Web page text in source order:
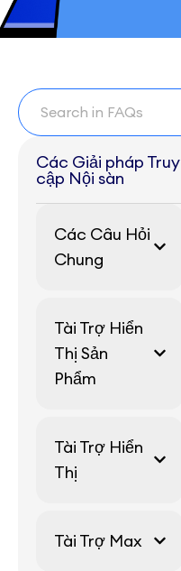
Các Giải pháp Truy
cập Nội sàn
Các Câu Hỏi
Chung
Tài Trợ Hiển
Thị Sản
Phẩm
Tài Trợ Hiển
Thị
Tài Trợ Max